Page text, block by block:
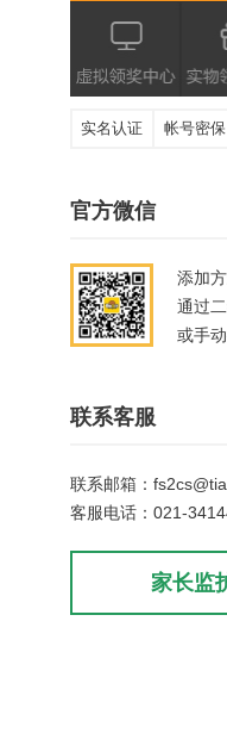
实名认证 帐号密保
官方微信
添加
通过
或手
联系客服
联系邮箱：
客服电话：021-
家长监